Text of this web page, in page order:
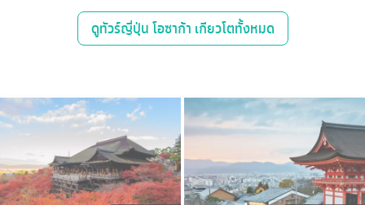
ดูทัวร์ญี่ปุ่น โอซาก้า เกียวโตทั้งหมด